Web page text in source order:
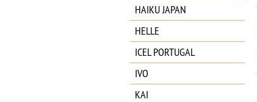
HAIKU JAPAN
HELLE
ICEL PORTUGAL
IVO
KAI